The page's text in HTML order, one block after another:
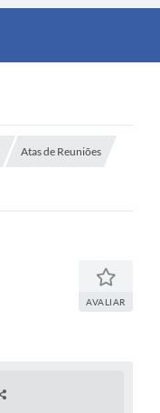
Atas de Reuniões
AVALIAR